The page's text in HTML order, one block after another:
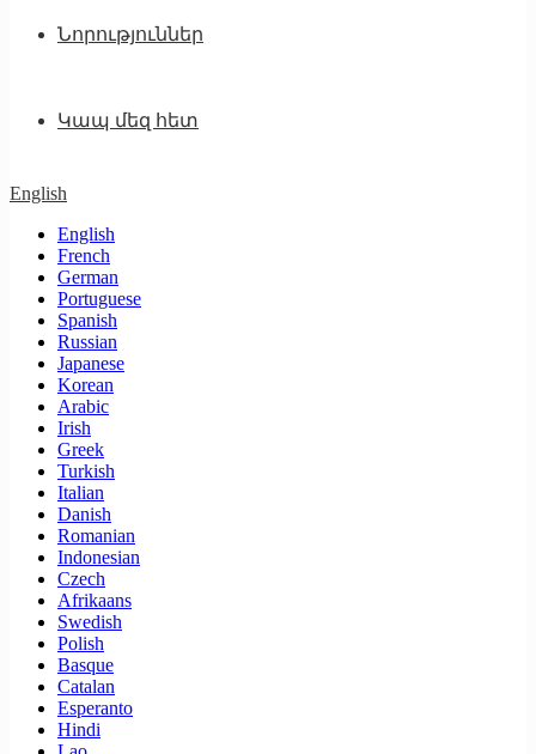
Նորություններ
Կապ մեզ հետ
English
English
French
German
Portuguese
Spanish
Russian
Japanese
Korean
Arabic
Irish
Greek
Turkish
Italian
Danish
Romanian
Indonesian
Czech
Afrikaans
Swedish
Polish
Basque
Catalan
Esperanto
Hindi